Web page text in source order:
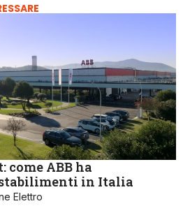
come ABB ha
in Italia
Elettro